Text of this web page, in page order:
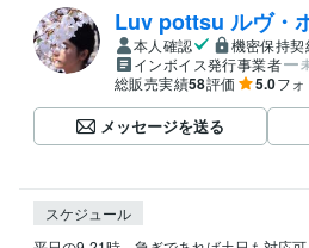
Luv pottsu ルヴ・
本人確認
機密保持
インボイス発行事業者
総販売実績58評価 5.0フ
メッセージを送る
スケジュール